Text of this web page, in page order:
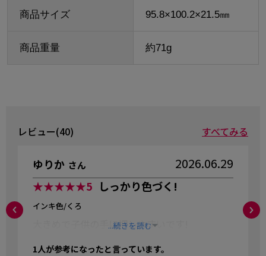
商品サイズ 95.8×100.2×21.5㎜
商品重量 約71g
レビュー(40) すべてみる
ゆりか さん 2026.06.29
★★★★★5 しっかり色づく!
インキ色/くろ
大きめで子供の手に押しやすいです!
...続きを読む
1人が参考になったと言っています。